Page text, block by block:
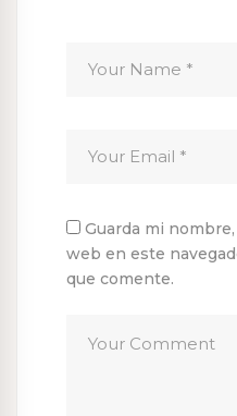
Guarda mi
web en este
que comente.